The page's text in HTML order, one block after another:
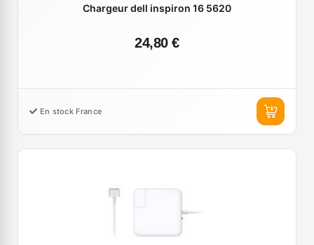
Chargeur dell inspiron 16 5620
24,80 €
En stock France